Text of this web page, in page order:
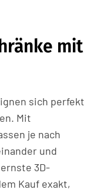
mit
sich perfekt
Mit
je nach
und
3D-
Kauf exakt,